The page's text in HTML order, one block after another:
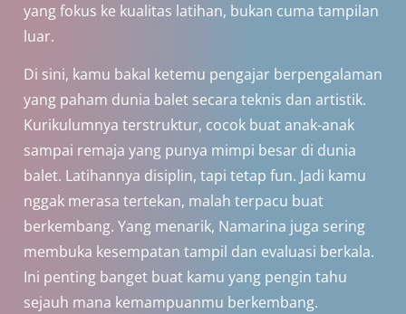
yang fokus ke kualitas latihan, bukan cuma tampilan
luar.
Di sini, kamu bakal ketemu pengajar berpengalaman
yang paham dunia balet secara teknis dan artistik.
Kurikulumnya terstruktur, cocok buat anak-anak
sampai remaja yang punya mimpi besar di dunia
balet. Latihannya disiplin, tapi tetap fun. Jadi kamu
nggak merasa tertekan, malah terpacu buat
berkembang. Yang menarik, Namarina juga sering
membuka kesempatan tampil dan evaluasi berkala.
Ini penting banget buat kamu yang pengin tahu
sejauh mana kemampuanmu berkembang.